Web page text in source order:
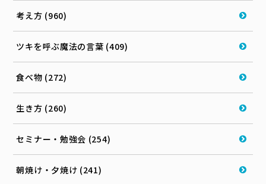
考え方 (960)
ツキを呼ぶ魔法の言葉 (409)
食べ物 (272)
生き方 (260)
セミナー・勉強会 (254)
朝焼け・夕焼け (241)